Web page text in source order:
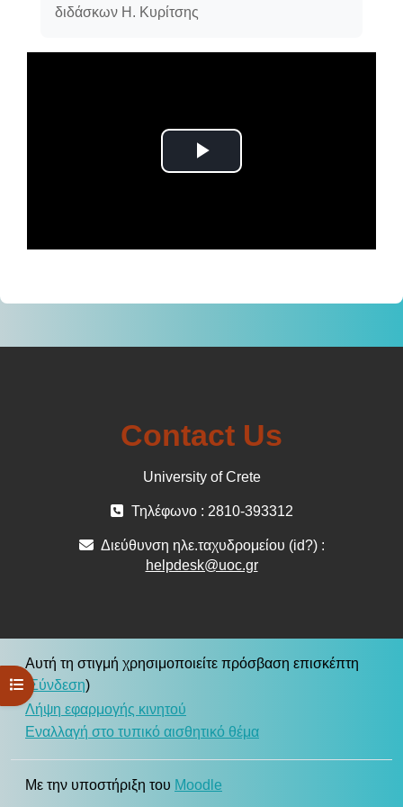
Άνοιγμα ευρετηρίου μαθήματος
διδάσκων Η. Κυρίτσης
Αναπαραγωγή
Contact Us
University of Crete
Τηλέφωνο : 2810-393312
Διεύθυνση ηλε.ταχυδρομείου (id?) :
helpdesk@uoc.gr
Αυτή τη στιγμή χρησιμοποιείτε πρόσβαση επισκέπτη
Σύνδεση)
Λήψη εφαρμογής κινητού
Εναλλαγή στο τυπικό αισθητικό θέμα
Με την υποστήριξη του Moodle